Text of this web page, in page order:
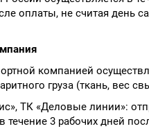
оплаты, не считая день
компанией
груза (ткань, вес
ТК «Деловые линии»:
течение 3 рабочих дней